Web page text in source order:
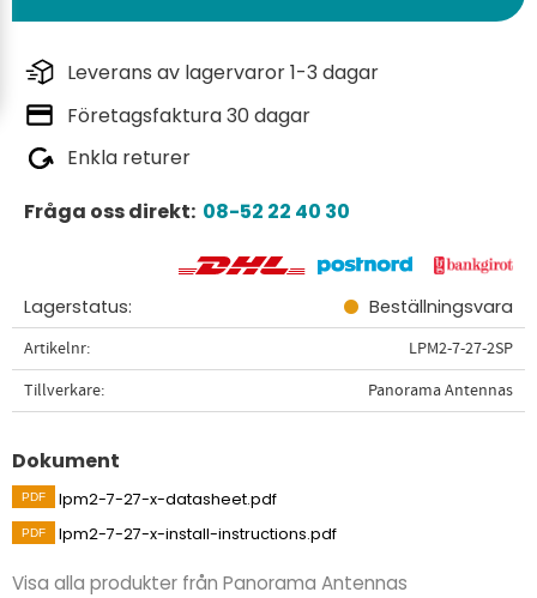
Leverans av lagervaror 1-3 dagar
Företagsfaktura 30 dagar
Enkla returer
Fråga oss direkt: 08-52 22 40 30
Lagerstatus Beställningsvara
Artikelnr
LPM2-7-27-2SP
Tillverkare
Panorama Antennas
Dokument
lpm2-7-27-x-datasheet.pdf
lpm2-7-27-x-install-instructions.pdf
Visa alla produkter från Panorama Antennas